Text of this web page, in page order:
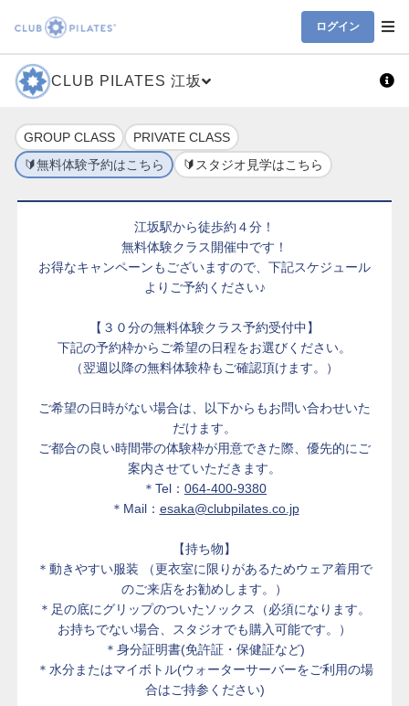
ログイン
CLUB PILATES 江坂
GROUP CLASS
PRIVATE CLASS
🔰無料体験予約はこちら
🔰スタジオ見学はこちら
江坂駅から徒歩約４分！
無料体験クラス開催中です！
お得なキャンペーンもございますので、下記スケジュール
よりご予約ください♪
【３０分の無料体験クラス予約受付中】
下記の予約枠からご希望の日程をお選びください。
（翌週以降の無料体験枠もご確認頂けます。）
ご希望の日時がない場合は、以下からもお問い合わせいた
だけます。
ご都合の良い時間帯の体験枠が用意できた際、優先的にご
案内させていただきます。
＊Tel： 064-400-9380
＊Mail： esaka@clubpilates.co.jp
【持ち物】
＊動きやすい服装 （更衣室に限りがあるためウェア着用で
のご来店をお勧めします。）
＊足の底にグリップのついたソックス（必須になります。
お持ちでない場合、スタジオでも購入可能です。）
＊身分証明書(免許証・保健証など)
＊水分またはマイボトル(ウォーターサーバーをご利用の場
合はご持参ください)